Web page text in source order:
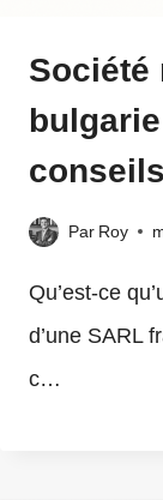
Société
Par Roy
Qu’est-ce
d’une SARL
с…